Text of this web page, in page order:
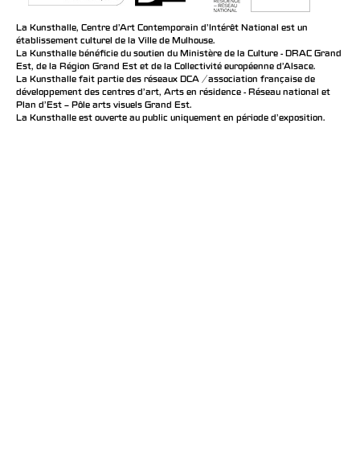
La Kunsthalle, Centre d’Art Contemporain d’Intérêt National est un
établissement culturel de la Ville de Mulhouse.
La Kunsthalle bénéficie du soutien du Ministère de la Culture - DRAC Grand
Est, de la Région Grand Est et de la Collectivité européenne d’Alsace.
La Kunsthalle fait partie des réseaux DCA / association française de
développement des centres d'art, Arts en résidence - Réseau national et
Plan d’Est – Pôle arts visuels Grand Est.
La Kunsthalle est ouverte au public uniquement en période d'exposition.